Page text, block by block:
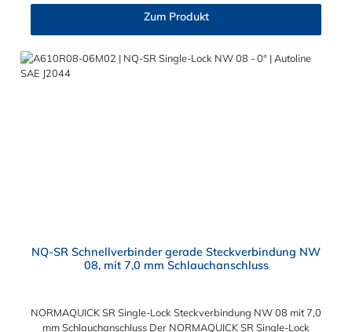
Die Serie NORMAQUICK SR Single-Lock entspricht der
ehemaligen Produktreihe Parker Autoline.
Zum Produkt
NQ-SR Schnellverbinder gerade Steckverbindung NW
08, mit 7,0 mm Schlauchanschluss
NORMAQUICK SR Single-Lock Steckverbindung NW 08 mit 7,0
mm Schlauchanschluss Der NORMAQUICK SR Single-Lock